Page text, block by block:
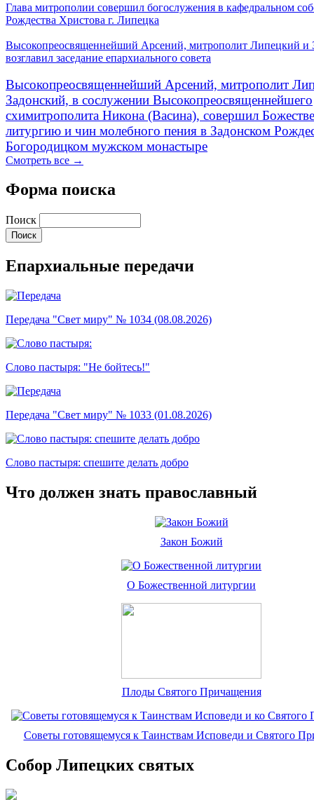
Глава митрополии совершил богослужения в кафедральном
Рождества Христова г. Липецка
Высокопреосвященнейший Арсений, митрополит Липецкий и
возглавил заседание епархиального совета
Высокопреосвященнейший Арсений, митрополит
Задонский, в сослужении Высокопреосвященнейшего
схимитрополита Никона (Васина), совершил
литургию и чин молебного пения в Задонском
Богородицком мужском монастыре
Смотреть все →
Форма поиска
Поиск
Епархиальные передачи
Передача "Свет миру" № 1034 (08.08.2026)
Слово пастыря: "Не бойтесь!"
Передача "Свет миру" № 1033 (01.08.2026)
Слово пастыря: спешите делать добро
Что должен знать православный
Закон Божий
О Божественной литургии
Плоды Святого Причащения
Советы готовящемуся к Таинствам Исповеди и Святого
Собор Липецких святых